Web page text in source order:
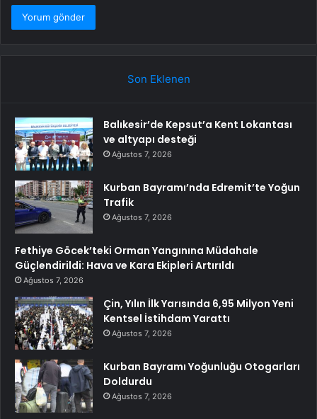
Son Eklenen
Balıkesir’de Kepsut’a Kent Lokantası
ve altyapı desteği
Ağustos 7, 2026
Kurban Bayramı’nda Edremit’te Yoğun
Trafik
Ağustos 7, 2026
Fethiye Göcek’teki Orman Yangınına Müdahale
Güçlendirildi: Hava ve Kara Ekipleri Artırıldı
Ağustos 7, 2026
Çin, Yılın İlk Yarısında 6,95 Milyon Yeni
Kentsel İstihdam Yarattı
Ağustos 7, 2026
Kurban Bayramı Yoğunluğu Otogarları
Doldurdu
Ağustos 7, 2026